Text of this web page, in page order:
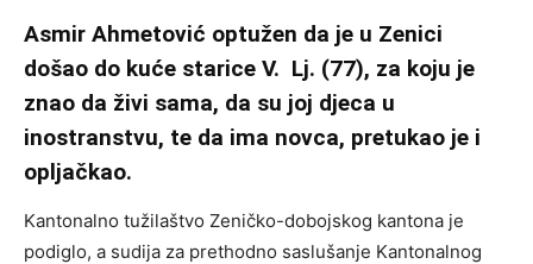
Asmir Ahmetović optužen da je u Zenici
došao do kuće starice V. Lj. (77), za koju je
znao da živi sama, da su joj djeca u
inostranstvu, te da ima novca, pretukao je i
opljačkao.
Kantonalno tužilaštvo Zeničko-dobojskog kantona je
podiglo, a sudija za prethodno saslušanje Kantonalnog